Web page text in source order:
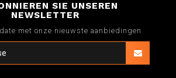
SIE UNSEREN
NEWSLETTER
met onze nieuwste aanbiedingen